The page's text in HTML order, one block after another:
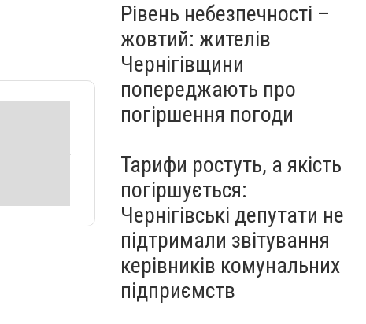
Рівень небезпечності –
жовтий: жителів
Чернігівщини
попереджають про
погіршення погоди
Тарифи ростуть, а якість
погіршується:
Чернігівські депутати не
підтримали звітування
керівників комунальних
підприємств